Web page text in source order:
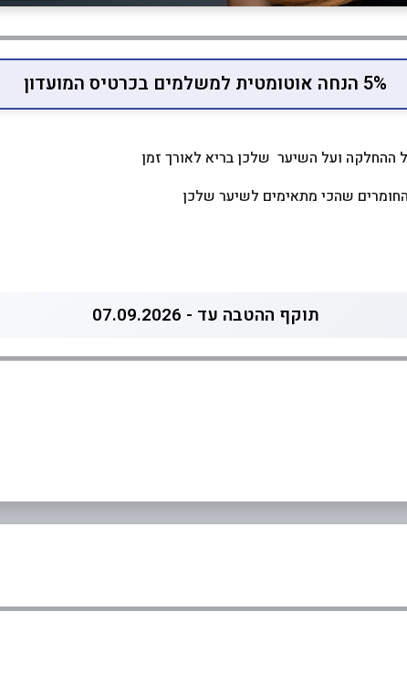
5% הנחה אוטומטית למשלמים בכרטיס המועדון
ההחלקה ועל השיער שלכן בריא לאורך זמן
שהכי מתאימים לשיער שלכן
תוקף ההטבה עד - 07.09.2026